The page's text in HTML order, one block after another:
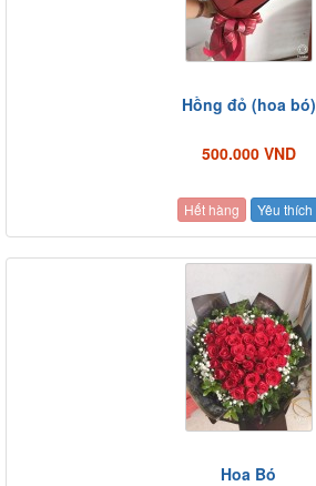
Hồng đỏ (hoa bó)
500.000 VND
Hết hàng Yêu thích
Hoa Bó